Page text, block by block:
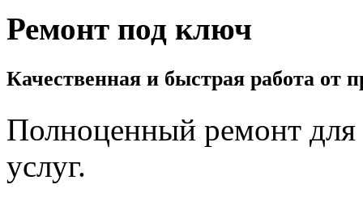
Ремонт под ключ
Качественная и быстрая работа от
Полноценный ремонт для
услуг.